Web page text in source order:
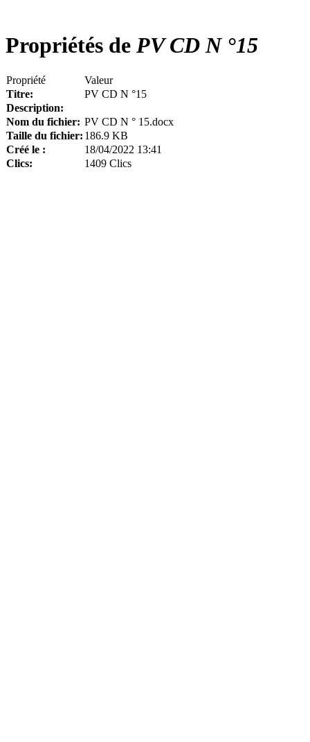
Propriétés de PV CD N °15
Propriété
Valeur
Titre:
PV CD N °15
Description:
Nom du fichier: PV CD N ° 15.docx
Taille du fichier: 186.9 KB
Créé le :
18/04/2022 13:41
Clics:
1409 Clics